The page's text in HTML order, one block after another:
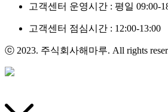
고객센터 운영시간 : 평일 09:00-
고객센터 점심시간 : 12:00-13:00
ⓒ 2023. 주식회사해마루. All rights